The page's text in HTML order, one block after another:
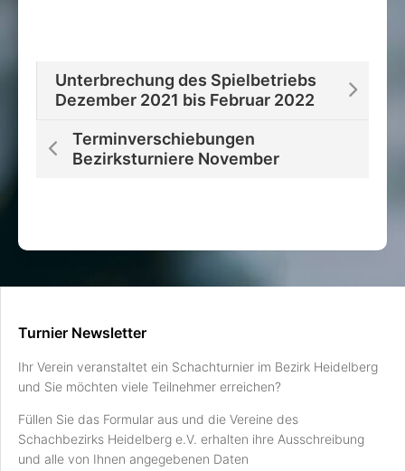
Unterbrechung des Spielbetriebs
Dezember 2021 bis Februar 2022
Terminverschiebungen
Bezirksturniere November
Turnier Newsletter
Ihr Verein veranstaltet ein Schachturnier im Bezirk Heidelberg
und Sie möchten viele Teilnehmer erreichen?
Füllen Sie das Formular aus und die Vereine des
Schachbezirks Heidelberg e.V. erhalten ihre Ausschreibung
und alle von Ihnen angegebenen Daten